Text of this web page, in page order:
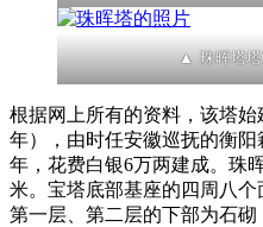
珠晖塔
根据网上所有的资料，该塔
年），由时任安徽巡抚的衡
年，花费白银6万两建成。珠
米。宝塔底部基座的四周八个
第一层、第二层的下部为石